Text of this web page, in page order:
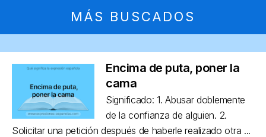
MÁS BUSCADOS
Encima de puta, poner la
cama
Significado: 1. Abusar doblemente
de la confianza de alguien. 2.
Solicitar una petición después de haberle realizado otra ...